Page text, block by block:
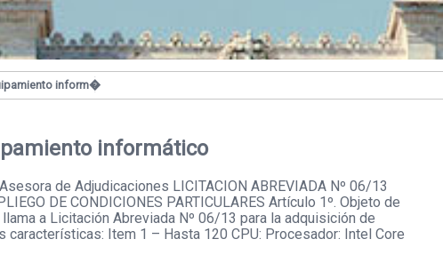
inform�
informático
de Adjudicaciones LICITACION ABREVIADA Nº 06/13
DE CONDICIONES PARTICULARES Artículo 1º. Objeto de
a Licitación Abreviada Nº 06/13 para la adquisición de
Item 1 – Hasta 120 CPU: Procesador: Intel Core